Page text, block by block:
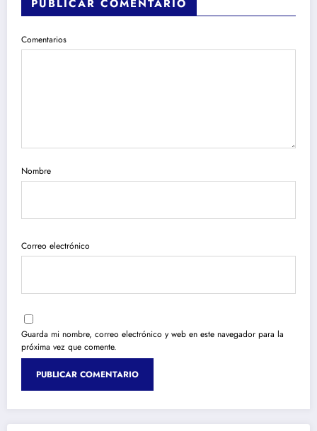
PUBLICAR COMENTARIO
Comentarios
Nombre
Correo electrónico
Guarda mi nombre, correo electrónico y web en este navegador para la
próxima vez que comente.